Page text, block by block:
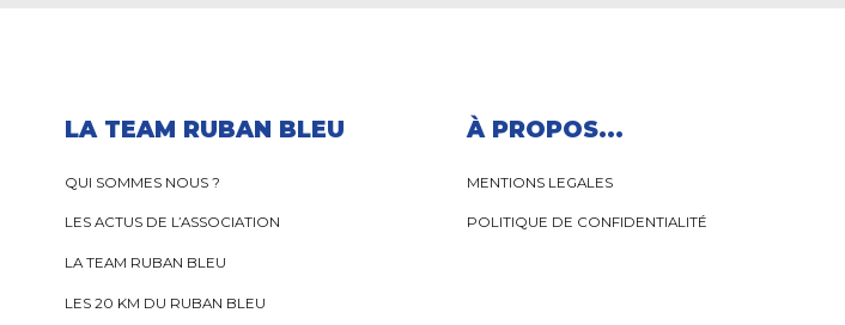
LA TEAM RUBAN BLEU
QUI SOMMES NOUS ?
LES ACTUS DE L’ASSOCIATION
LA TEAM RUBAN BLEU
LES 20 KM DU RUBAN BLEU
À PROPOS...
MENTIONS LEGALES
POLITIQUE DE CONFIDENTIALITÉ